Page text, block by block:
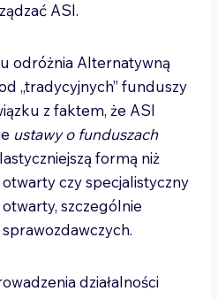
ASI.
odróżnia Alternatywną
„tradycyjnych” funduszy
z faktem, że ASI
ustawy o funduszach
formą niż
czy specjalistyczny
szczególnie
działalności